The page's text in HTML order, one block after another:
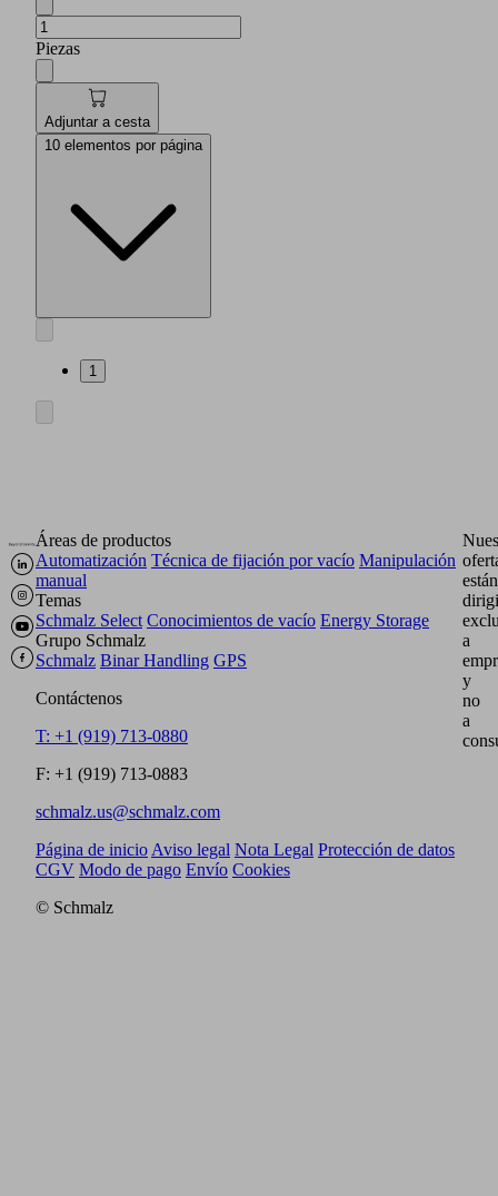
Piezas
Adjuntar a cesta
10 elementos por página
1
Áreas de productos
Automatización Técnica de fijación por vacío Manipulación
manual
Temas
Schmalz Select Conocimientos de vacío Energy Storage
Grupo Schmalz
Schmalz Binar Handling GPS
Contáctenos
T: +1 (919) 713-0880
F: +1 (919) 713-0883
schmalz.us@schmalz.com
están
a
y
no
a
Página de inicio Aviso legal Nota Legal Protección de datos
CGV Modo de pago Envío Cookies
© Schmalz